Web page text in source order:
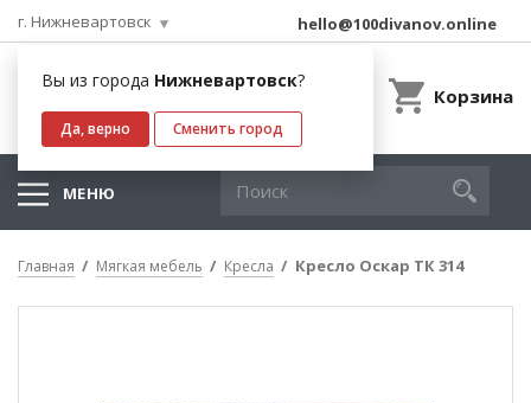
г. Нижневартовск
Вы из города Нижневартовск?
Да, верно Сменить город
hello@100divanov.online
Корзина
МЕНЮ
Главная Мягкая мебель Кресла Кресло Оскар ТК 314